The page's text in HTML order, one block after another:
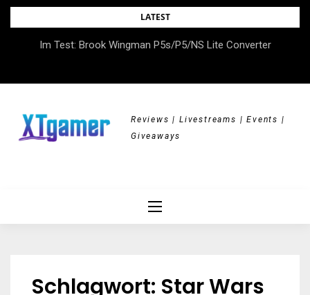
Skip
LATEST
Im Test: Brook Wingman P5s/P5/NS Lite Converter
DOK.fest München 2026 – Empowered, HerStory, Beyond
Reviews | Livestreams | Events |
Giveaways
Schlagwort: Star Wars